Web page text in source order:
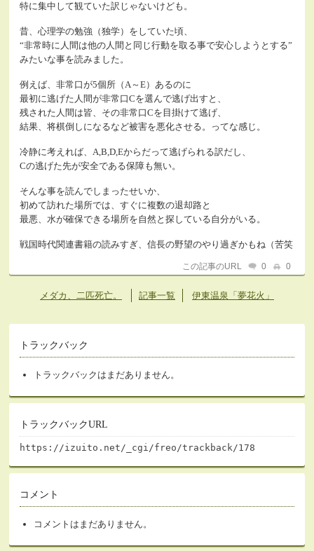
特に集中して観ていた訳じゃないけども。
昔、心理学の勉強（独学）をしていた頃、
“非常時に人間は他の人間と同じ行動を取る事で安心しようとする”
みたいな事を読みました。
例えば、非常口が5個所（A～E）あるのに
最初に逃げた人間が非常口Cを選んで逃げ出すと、
残された人間は皆、その非常口Cを目掛けて逃げ、
結果、将棋倒しになるなど被害を悪化させる。ってな感じ。
冷静に考えれば、A,B,D,Eからだって逃げられる訳だし、
Cの逃げた先が安全である保障も無い。
そんな事を読んでしまったせいか、
初めて訪れた場所では、すぐに複数の退却路と
最悪、水が確保できる場所を自然と探している自分がいる。
戦国時代関連書籍の読みすぎ、信長の野望のやり過ぎかもね（苦笑
この記事のURL 0 0
メダカ、二匹死亡。 記事一覧 伊東温泉「夢花火」
トラックバック
トラックバックはまだありません。
トラックバックURL
https://izuito.net/_cgi/freo/trackback/178
コメント
コメントはまだありません。